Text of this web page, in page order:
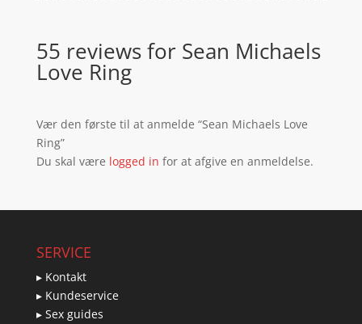
55 reviews for Sean Michaels
Love Ring
Vær den første til at anmelde “Sean Michaels Love
Ring”
Du skal være logged in for at afgive en anmeldelse.
SERVICE
▸ Kontakt
▸ Kundeservice
▸ Sex guides